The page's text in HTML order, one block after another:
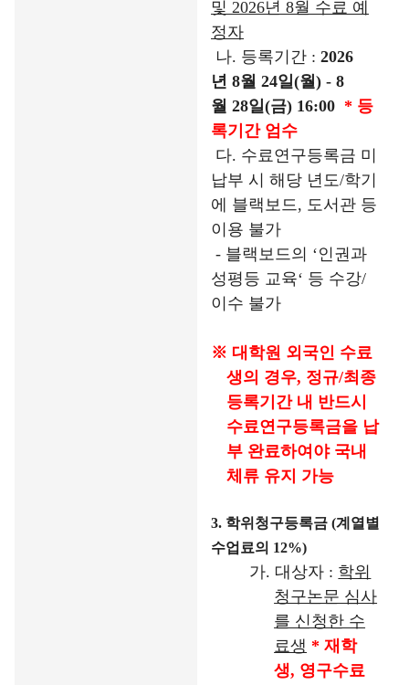
및 2026년 8월 수료 예
정자
나. 등록기간 : 2026
년 8월 24일(월) - 8
월 28일(금) 16:00 * 등
록기간 엄수
다. 수료연구등록금 미
납부 시 해당 년도/학기
에 블랙보드, 도서관 등
이용 불가
- 블랙보드의 ‘인권과
성평등 교육‘ 등 수강/
이수 불가
※ 대학원 외국인 수료
생의 경우, 정규/최종
등록기간 내 반드시
수료연구등록금을 납
부 완료하여야 국내
체류 유지 가능
3. 학위청구등록금 (계열별
수업료의 12%)
가. 대상자 : 학위
청구논문 심사
를 신청한 수
료생 *재학
생, 영구수료